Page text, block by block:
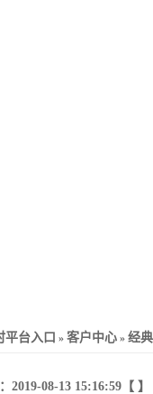
平台入口 » 客户中心 » 经
2019-08-13 15:16:59【 】